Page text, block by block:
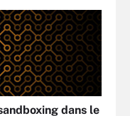
dans le